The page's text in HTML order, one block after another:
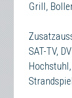
Grill,
SAT-TV,